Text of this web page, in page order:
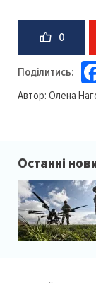
0
Поділитись:
Автор: Олена
Останні